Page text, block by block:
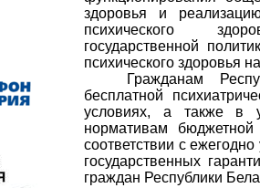
здоровья и
психического
государственной
психического здоровья
Гражданам
бесплатной
условиях, а также в
нормативам
соответствии с
государственных
граждан Республики